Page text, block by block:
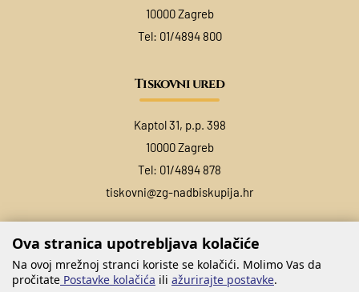
10000 Zagreb
Tel: 01/4894 800
Tiskovni ured
Kaptol 31, p.p. 398
10000 Zagreb
Tel: 01/4894 878
tiskovni@zg-nadbiskupija.hr
Ova stranica upotrebljava kolačiće
Na ovoj mrežnoj stranci koriste se kolačići. Molimo Vas da
pročitate Postavke kolačića ili ažurirajte postavke.